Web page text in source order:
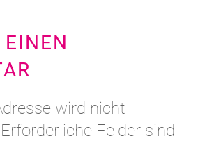
wird nicht
Felder sind